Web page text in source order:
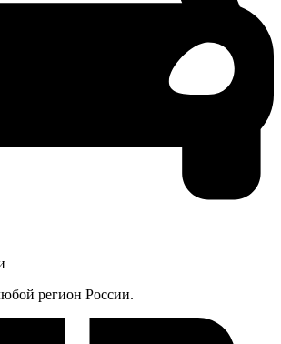
регион России.